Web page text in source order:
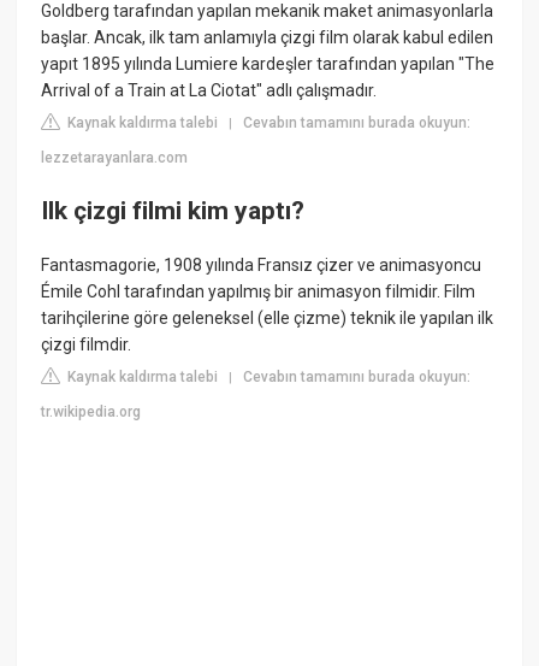
Goldberg tarafından yapılan mekanik maket animasyonlarla
başlar. Ancak, ilk tam anlamıyla çizgi film olarak kabul edilen
yapıt 1895 yılında Lumiere kardeşler tarafından yapılan "The
Arrival of a Train at La Ciotat" adlı çalışmadır.
Kaynak kaldırma talebi |Cevabın tamamını burada okuyun:
lezzetarayanlara.com
Ilk çizgi filmi kim yaptı?
Fantasmagorie, 1908 yılında Fransız çizer ve animasyoncu
Émile Cohl tarafından yapılmış bir animasyon filmidir. Film
tarihçilerine göre geleneksel (elle çizme) teknik ile yapılan ilk
çizgi filmdir.
Kaynak kaldırma talebi |Cevabın tamamını burada okuyun:
tr.wikipedia.org